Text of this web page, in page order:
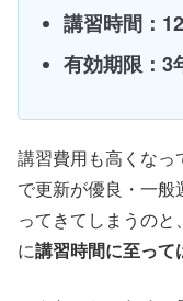
講習時間：
有効期限：3
講習費用も高くなっ
で更新が優良・一般
ってきてしまうの
に講習時間に至って